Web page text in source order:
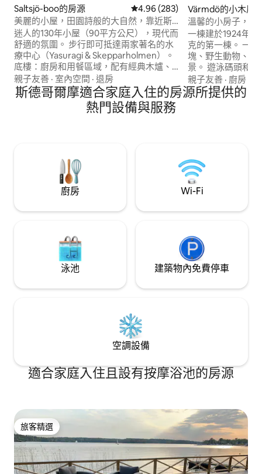
Saltsjö-boo的房源 從 283 則評價中獲得 4.96 的平均
4.96 (283)
美麗的小屋，田園詩般的大自然，靠近斯
德哥爾摩C
迷人的130年小屋（90平方公尺），現代而
舒適的氛圍。 步行即可抵達兩家著名的水
療中心（Yasuragi & Skepparholmen）。
底樓：廚房和用餐區域，配有經典木爐、
客廳和浴室。 您自己的花園和寬敞的木製
甲板—非常適合日光浴或燒烤。 坐落在美
麗的區域，距離清澈的湖泊僅200公尺，周
圍有自然保護區。 海碼頭~ 700公尺。乘坐
親子友善 · 室內空間 · 退房
Värmdö的小木屋
溫馨的小房子，湖
一棟建於1924年
克的第一棟。 一
塊、野生動物、從
景。 遊泳碼頭和
灘。 步行10分鐘
即可抵達市中心。
廳。 開車/乘坐巴
親子友善 · 廚房
斯德哥爾摩適合家庭入住的房源所提供的
熱門設備與服務
廚房 Wi-Fi
泳池 建築物內免費停車
空調設備
適合家庭入住且設有按摩浴池的房源
旅客精選
旅客精選